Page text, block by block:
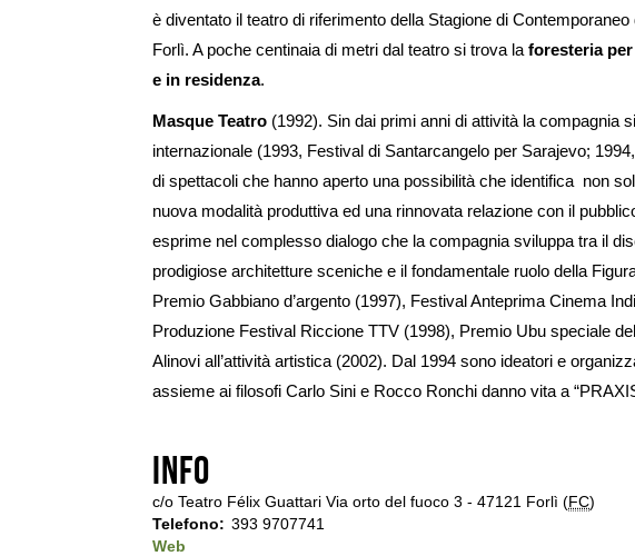
è diventato il teatro di riferimento della Stagione di
Forlì. A poche centinaia di metri dal teatro si trova la foresteria
e in residenza.
Masque Teatro (1992). Sin dai primi anni di attività la compagnia
internazionale (1993, Festival di Santarcangelo per Sarajevo;
di spettacoli che hanno aperto una possibilità che identifica non
nuova modalità produttiva ed una rinnovata relazione con il
esprime nel complesso dialogo che la compagnia sviluppa tra il
prodigiose architetture sceniche e il fondamentale ruolo della
Premio Gabbiano d’argento (1997), Festival Anteprima Cinema
Produzione Festival Riccione TTV (1998), Premio Ubu speciale
Alinovi all’attività artistica (2002). Dal 1994 sono ideatori e
assieme ai filosofi Carlo Sini e Rocco Ronchi danno vita a
Info
c/o Teatro Félix Guattari Via orto del fuoco 3 - 47121 Forlì (FC)
Telefono
393 9707741
Web